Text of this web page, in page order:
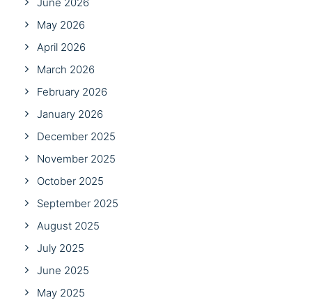
May 2026
April 2026
March 2026
February 2026
January 2026
December 2025
November 2025
October 2025
September 2025
August 2025
July 2025
June 2025
May 2025